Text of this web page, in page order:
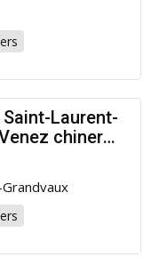
Laurent-
chiner
!